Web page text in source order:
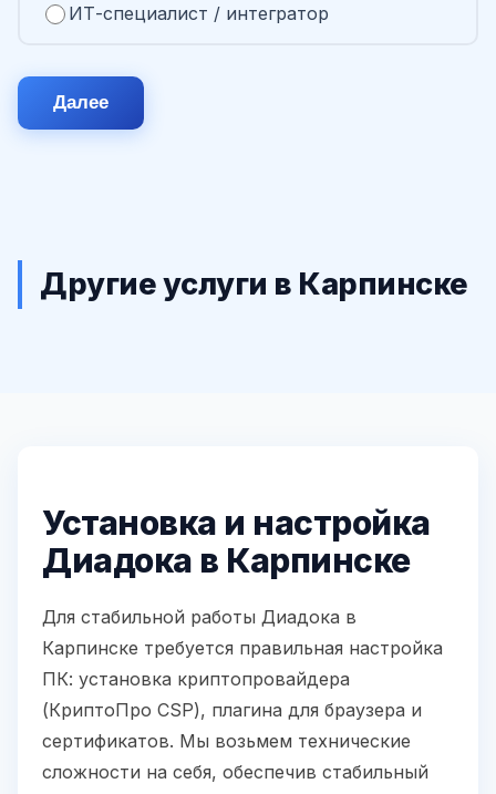
ИТ-специалист / интегратор
Далее
Другие услуги в Карпинске
Установка и настройка
Диадока в Карпинске
Для стабильной работы Диадока в
Карпинске требуется правильная настройка
ПК: установка криптопровайдера
(КриптоПро CSP), плагина для браузера и
сертификатов. Мы возьмем технические
сложности на себя, обеспечив стабильный